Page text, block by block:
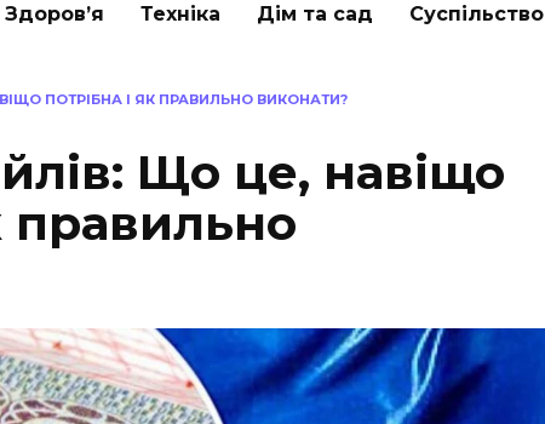
Здоров’я Техніка Дім та сад Суспільство
ПОТРІБНА І ЯК ПРАВИЛЬНО ВИКОНАТИ?
Що це, навіщо
правильно